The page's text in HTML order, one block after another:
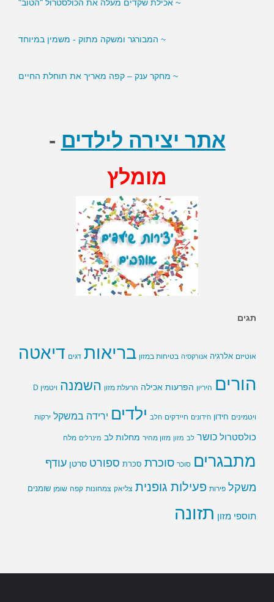
~ אכילת שקדים מעלה את הכולסטרול "הטוב"
~ המבורגר ומשקה מתוק - משמין במיוחד
~ מחקר ענק – קפה מאריך את תוחלת החיים
אתר יצירה לילדים -
מומלץ
תגים
אוטיזם אלרגיה אנורקסיה בטיחות במזון בריאות דגים דיאטה
הורים היריון הפרעות אכילה הרעלת מזון השמנה ויטמין D
ויטמינים חידון חידונים חיידקים חלב ילדים ירידה במשקל ירקות
כולסטרול כושר לב מזון מזון מהיר מחלות לב מינרלים מלח
מתבגרים סוכר סוכרת סכרת ספורט סרטן עודף
משקל פירות פעילות גופנית צליאק צמחונות קפה שומן שומנים
תוספי מזון תזונה